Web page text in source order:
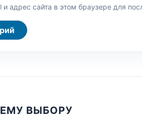
и адрес сайта в этом браузере для
ВЫБОРУ